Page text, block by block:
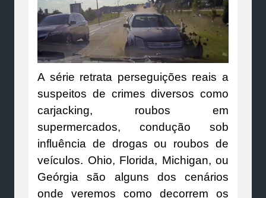
A série retrata perseguições reais a
suspeitos de crimes diversos como
carjacking, roubos em
supermercados, condução sob
influência de drogas ou roubos de
veículos. Ohio, Florida, Michigan, ou
Geórgia são alguns dos cenários
onde veremos como decorrem os